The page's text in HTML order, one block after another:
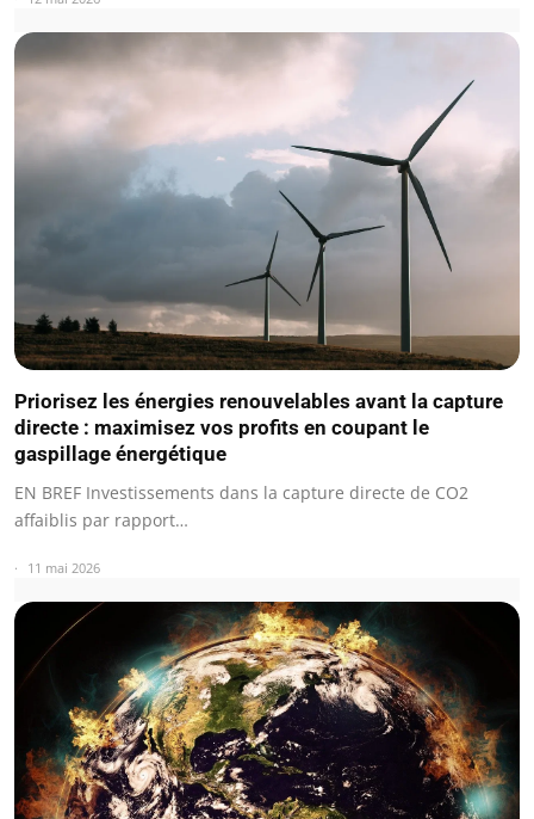
Priorisez les énergies renouvelables avant la capture
directe : maximisez vos profits en coupant le
gaspillage énergétique
EN BREF Investissements dans la capture directe de CO2
affaiblis par rapport…
11 mai 2026